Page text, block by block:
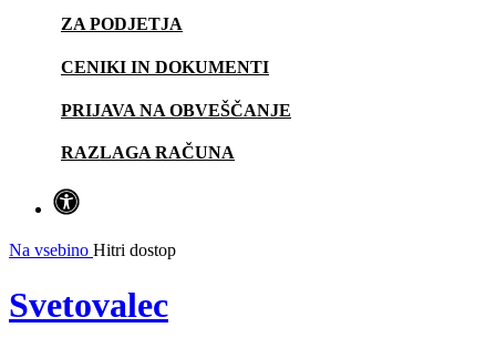
ZA PODJETJA
CENIKI IN DOKUMENTI
PRIJAVA NA OBVEŠČANJE
RAZLAGA RAČUNA
Na vsebino Hitri dostop
Svetovalec